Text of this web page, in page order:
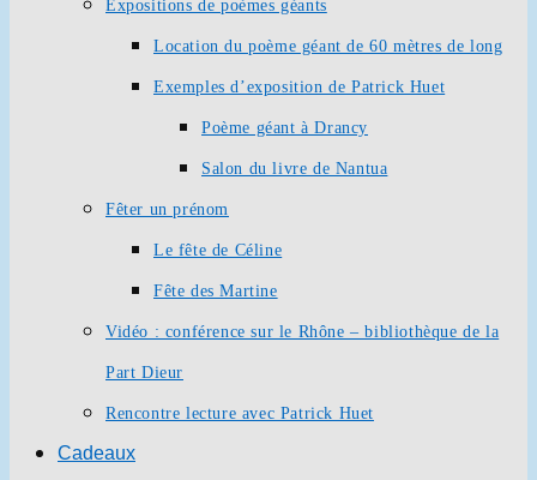
Expositions de poèmes géants
Location du poème géant de 60 mètres de long
Exemples d’exposition de Patrick Huet
Poème géant à Drancy
Salon du livre de Nantua
Fêter un prénom
Le fête de Céline
Fête des Martine
Vidéo : conférence sur le Rhône – bibliothèque de la
Part Dieur
Rencontre lecture avec Patrick Huet
Cadeaux